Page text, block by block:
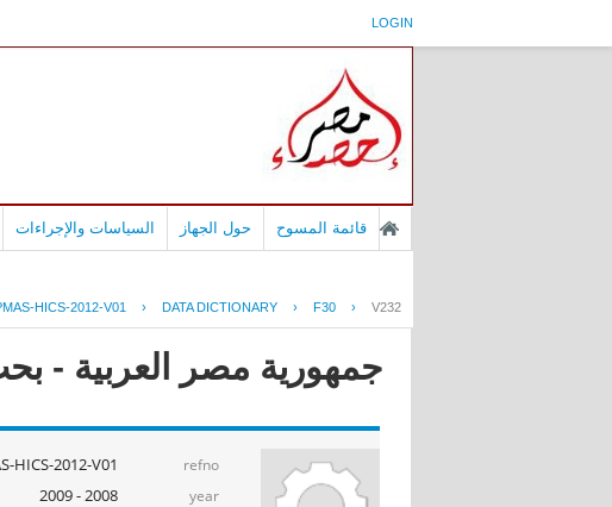
LOGIN
قائمة المسوح حول الجهاز السياسات والإجراءات
HICS-2012-V01 › DATA DICTIONARY › F30 › V232
جمهورية مصر العربية - بحث
refno
HICS-2012-V01
year
2008 - 2009